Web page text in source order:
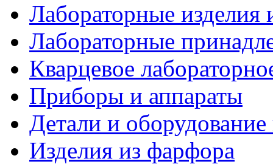
Лабораторные изделия
Лабораторные
Кварцевое
Приборы и аппараты
Детали и
Изделия из фарфора